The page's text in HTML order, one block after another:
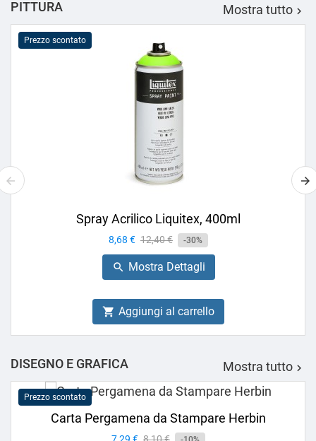
PITTURA Mostra tutto 
Prezzo scontato
Spray Acrilico Liquitex, 400ml
Prezzo
8,68 € Prezzo
base
12,40 € -30%
 Mostra Dettagli
 Aggiungi al carrello
DISEGNO E GRAFICA Mostra tutto 
Prezzo scontato
Carta Pergamena da Stampare Herbin